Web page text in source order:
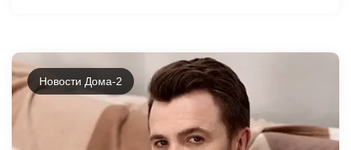
Новости Дома-2